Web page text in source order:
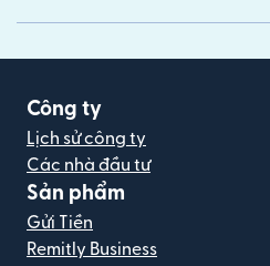
Công ty
Lịch sử công ty
Các nhà đầu tư
Sản phẩm
Gửi Tiền
Remitly Business